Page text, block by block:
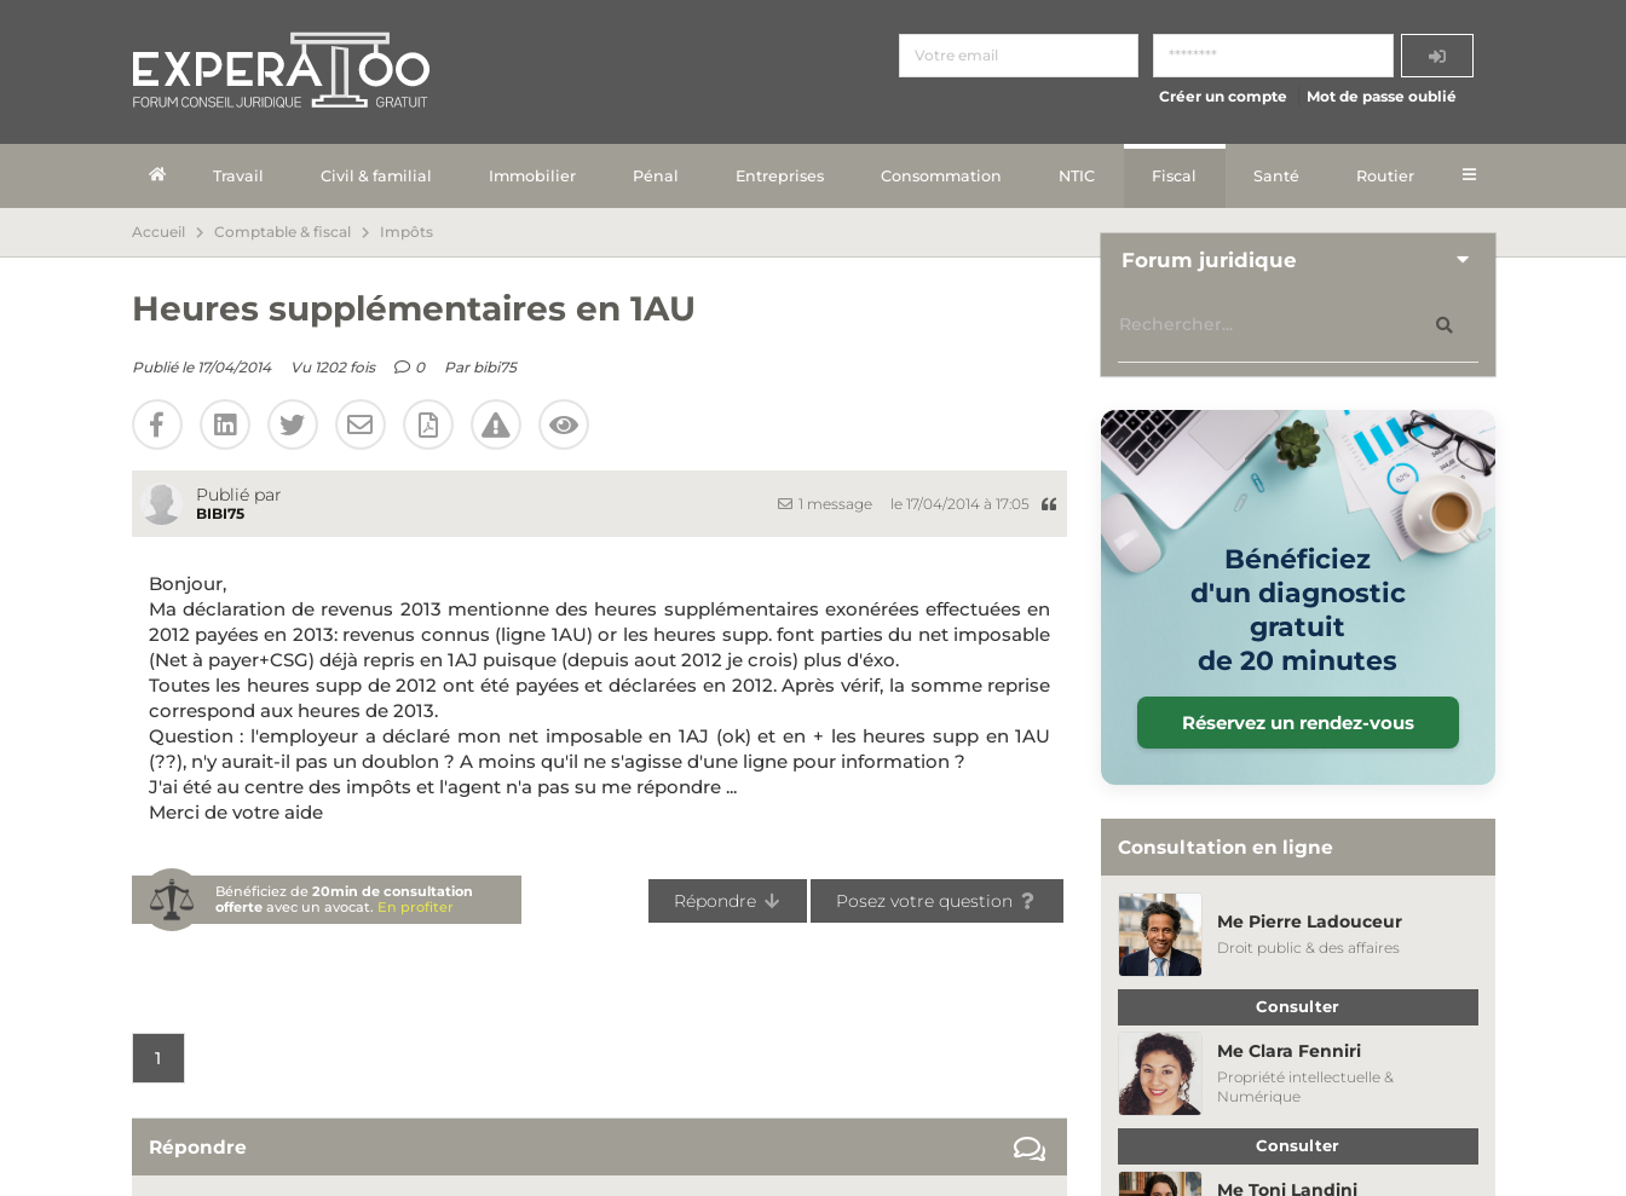
Créer un compte Mot de passe oublié
Travail Civil & familial Immobilier Pénal Entreprises Consommation NTIC Fiscal Santé Routier
Accueil Comptable & fiscal Impôts
Heures supplémentaires en 1AU
Publié le 17/04/2014 Vu 1202 fois 0 Par bibi75
Publié par
BIBI75
1 message le 17/04/2014 à 17:05
Bonjour,
Ma déclaration de revenus 2013 mentionne des heures supplémentaires exonérées effectuées en
2012 payées en 2013: revenus connus (ligne 1AU) or les heures supp. font parties du net imposable
(Net à payer+CSG) déjà repris en 1AJ puisque (depuis aout 2012 je crois) plus d'éxo.
Toutes les heures supp de 2012 ont été payées et déclarées en 2012. Après vérif, la somme reprise
correspond aux heures de 2013.
Question : l'employeur a déclaré mon net imposable en 1AJ (ok) et en + les heures supp en 1AU
(??), n'y aurait-il pas un doublon ? A moins qu'il ne s'agisse d'une ligne pour information ?
J'ai été au centre des impôts et l'agent n'a pas su me répondre ...
Merci de votre aide
Bénéficiez de20min de consultation
offerte avec un avocat. En profiter Répondre Posez votre question
1
Répondre
Forum juridique
Bénéficiez
d'un diagnostic
gratuit
de 20 minutes
Réservez un rendez-vous
Consultation en ligne
Me Pierre Ladouceur
Droit public & des affaires
Consulter
Me Clara Fenniri
Propriété intellectuelle &
Numérique
Consulter
Me Toni Landini